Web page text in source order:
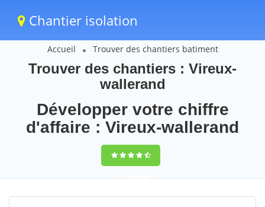
Chantier isolation
Accueil Trouver des chantiers batiment
Trouver des chantiers : Vireux-
wallerand
Développer votre chiffre
d'affaire : Vireux-wallerand
9,5(100%)68
votes